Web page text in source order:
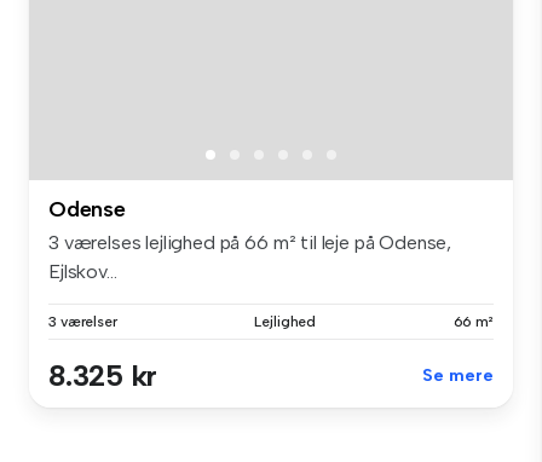
Odense
3 værelses lejlighed på 66 m² til leje på Odense,
Ejlskov...
3 værelser Lejlighed 66 m²
8.325 kr Se mere